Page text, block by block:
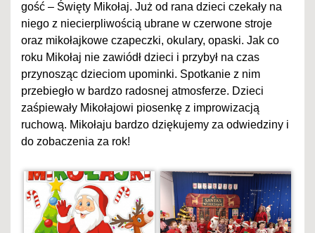
gość – Święty Mikołaj. Już od rana dzieci czekały na
niego z niecierpliwością ubrane w czerwone stroje
oraz mikołajkowe czapeczki, okulary, opaski. Jak co
roku Mikołaj nie zawiódł dzieci i przybył na czas
przynosząc dzieciom upominki. Spotkanie z nim
przebiegło w bardzo radosnej atmosferze. Dzieci
zaśpiewały Mikołajowi piosenkę z improwizacją
ruchową. Mikołaju bardzo dziękujemy za odwiedziny i
do zobaczenia za rok!